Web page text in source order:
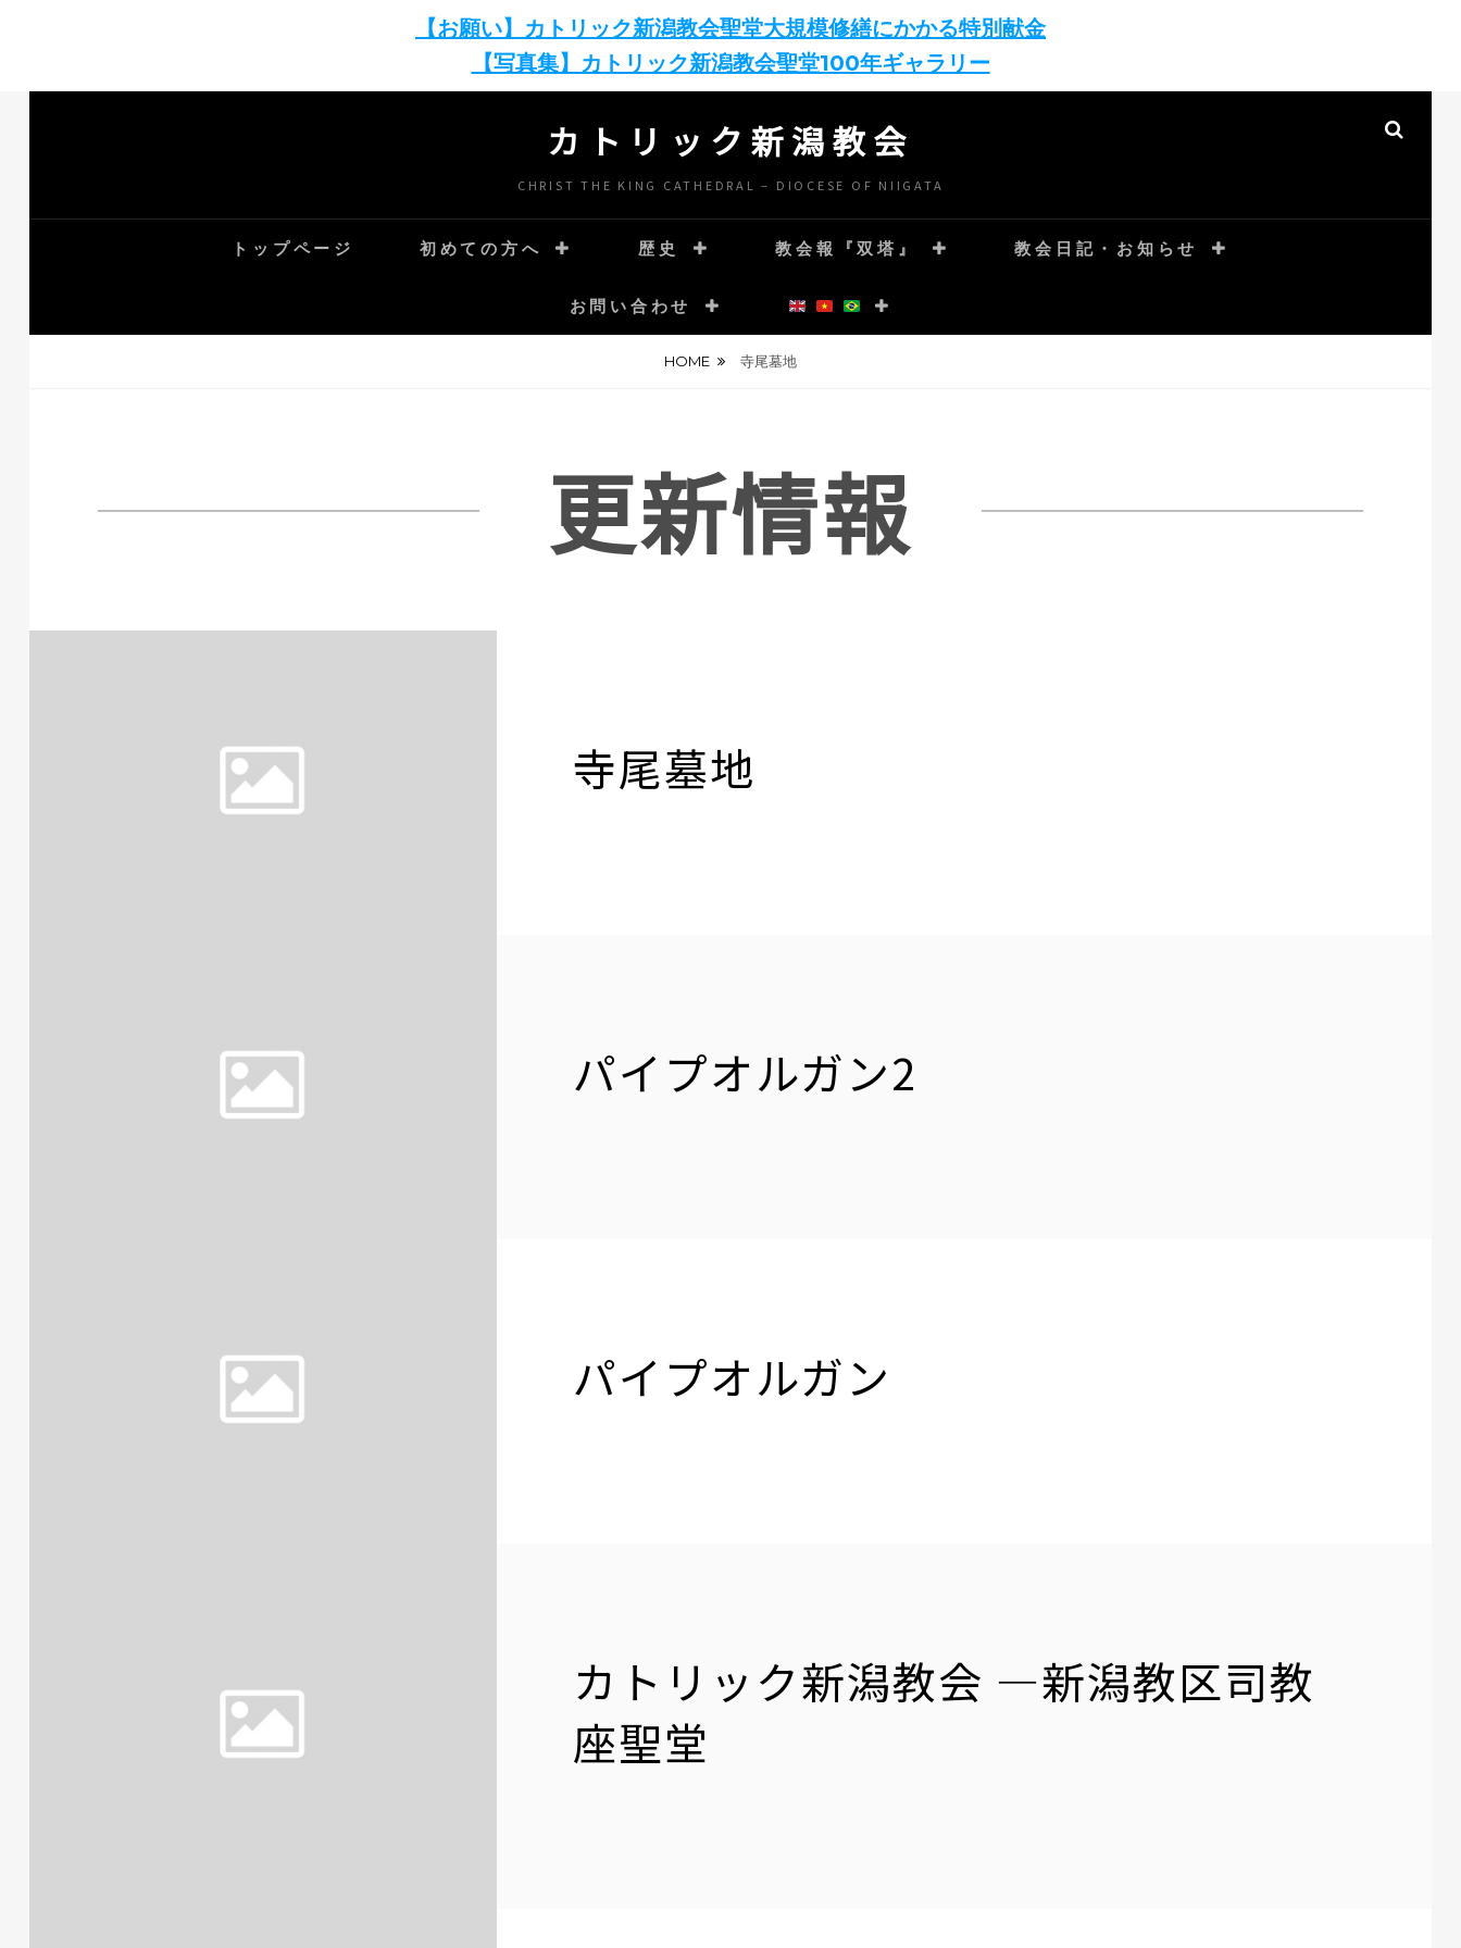
【お願い】カトリック新潟教会聖堂大規模修繕にかかる特別献金
【写真集】カトリック新潟教会聖堂100年ギャラリー
カトリック新潟教会
CHRIST THE KING CATHEDRAL – DIOCESE OF NIIGATA
トップページ 初めての方へ 歴史 教会報『双塔』 教会日記・お知らせ
お問い合わせ
HOME 寺尾墓地
更新情報
寺尾墓地
パイプオルガン2
パイプオルガン
カトリック新潟教会 ―新潟教区司教
座聖堂